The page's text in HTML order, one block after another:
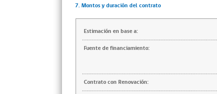
7. Montos y duración del contrato
Estimación en base a:
Fuente de financiamiento:
Contrato con Renovación: